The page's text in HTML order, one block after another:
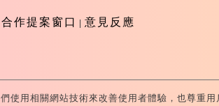
合作提案窗口 意見反應
使用相關網站技術來改善使用者體驗，也尊重